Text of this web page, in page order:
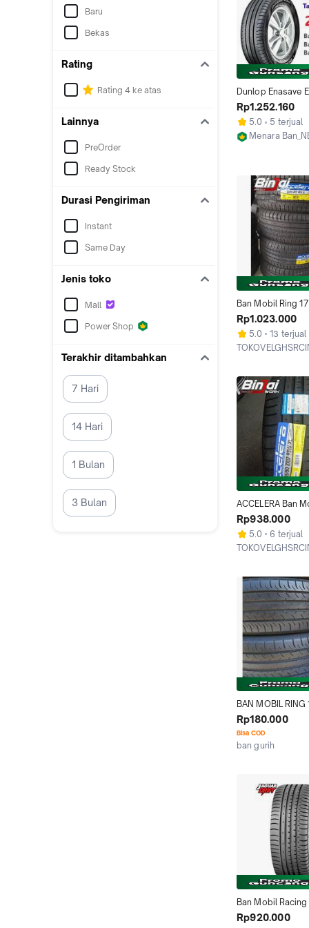
Baru
Bekas
Rating
Rating 4 ke atas
Lainnya
PreOrder
Ready Stock
Durasi Pengiriman
Instant
Same Day
Jenis toko
Mall
Power Shop
Terakhir ditambahkan
7 Hari
14 Hari
1 Bulan
3 Bulan
Dunlop Enasave
215 60 r17 Ring 17
Mobil Terios Xtrail
Outlander Rush
Rp1.252.160
5.0
5 terjual
Menara
Ban Mobil Ring
Murah ACCELERA
55 R17 Bukan
Rp1.023.000
5.0
13 terjual
ACCELERA Ban
17 Tubles PHI
Bukan Dunlop
205/50ZR17XL
Toko Velg dan
Cinere Depok
Rp938.000
5.0
6 terjual
BAN MOBIL RING
MOBIL MEREK
PROMAX RING
Rp180.000
Bisa COD
ban gurih
Ban Mobil
R17 Accelera Phi-
Rp920.000